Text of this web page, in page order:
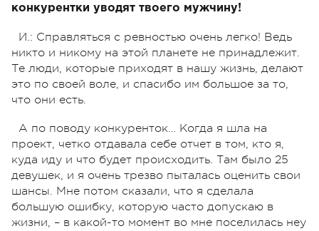
конкурентки уводят твоего мужчину!
И.: Справляться с ревностью очень легко! Ведь
никто и никому на этой планете не принадлежит.
Те люди, которые приходят в нашу жизнь, делают
это по своей воле, и спасибо им большое за то,
что они есть.
А по поводу конкуренток… Когда я шла на
проект, четко отдавала себе отчет в том, кто я,
куда иду и что будет происходить. Там было 25
девушек, и я очень трезво пыталась оценить свои
шансы. Мне потом сказали, что я сделала
большую ошибку, которую часто допускаю в
жизни, – в какой-то момент во мне поселилась неу